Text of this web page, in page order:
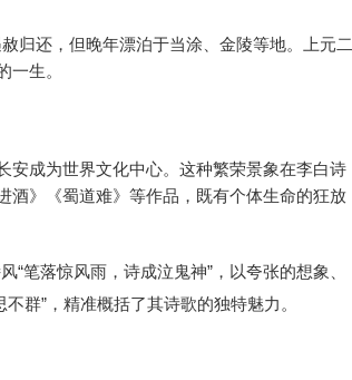
归还，但晚年漂泊于当涂、金陵等地。上元二
生。
安成为世界文化中心。这种繁荣景象在李白诗
酒》《蜀道难》等作品，既有个体生命的狂放
笔落惊风雨，诗成泣鬼神”，以夸张的想象、
群”，精准概括了其诗歌的独特魅力。